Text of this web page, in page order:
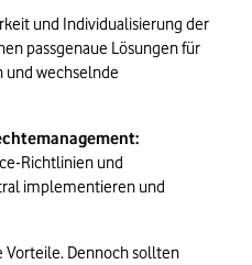
und Individualisierung der
passgenaue Lösungen für
und wechselnde
Richtlinien und
implementieren und
Vorteile. Dennoch sollten